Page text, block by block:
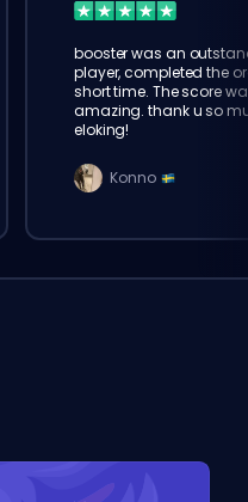
booster was an
player, completed the
short time. The score
amazing. thank u so
eloking!
Konno